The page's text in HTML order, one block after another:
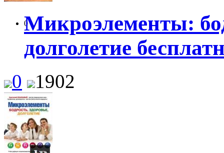
0
Микроэлементы:
долголетие
0 1902